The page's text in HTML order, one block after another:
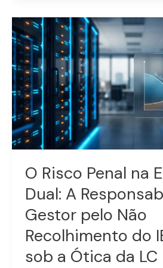
O Risco Penal na
Dual: A
Gestor pelo Não
Recolhimento do
sob a Ótica da
O
Risco
Penal
na
Era
do
IVA
Dual:
A
Responsabilidade
do
Gestor
pelo
Não
Recolhimento
do
IBS